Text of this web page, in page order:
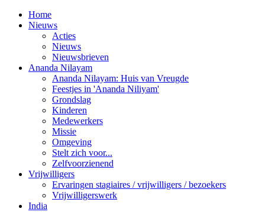
Home
Nieuws
Acties
Nieuws
Nieuwsbrieven
Ananda Nilayam
Ananda Nilayam: Huis van Vreugde
Feestjes in 'Ananda Niliyam'
Grondslag
Kinderen
Medewerkers
Missie
Omgeving
Stelt zich voor...
Zelfvoorzienend
Vrijwilligers
Ervaringen stagiaires / vrijwilligers / bezoekers
Vrijwilligerswerk
India